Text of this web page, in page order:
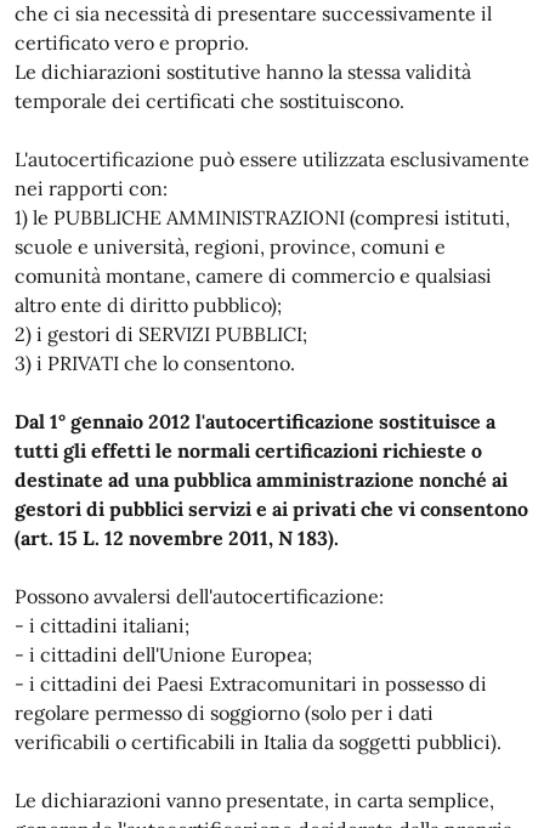
che ci sia necessità di presentare successivamente il
certificato vero e proprio.
Le dichiarazioni sostitutive hanno la stessa validità
temporale dei certificati che sostituiscono.
L'autocertificazione può essere utilizzata esclusivamente
nei rapporti con:
1) le PUBBLICHE AMMINISTRAZIONI (compresi istituti,
scuole e università, regioni, province, comuni e
comunità montane, camere di commercio e qualsiasi
altro ente di diritto pubblico);
2) i gestori di SERVIZI PUBBLICI;
3) i PRIVATI che lo consentono.
Dal 1° gennaio 2012 l'autocertificazione sostituisce a
tutti gli effetti le normali certificazioni richieste o
destinate ad una pubblica amministrazione nonché ai
gestori di pubblici servizi e ai privati che vi consentono
(art. 15 L. 12 novembre 2011, N 183).
Possono avvalersi dell'autocertificazione:
- i cittadini italiani;
- i cittadini dell'Unione Europea;
- i cittadini dei Paesi Extracomunitari in possesso di
regolare permesso di soggiorno (solo per i dati
verificabili o certificabili in Italia da soggetti pubblici).
Le dichiarazioni vanno presentate, in carta semplice,